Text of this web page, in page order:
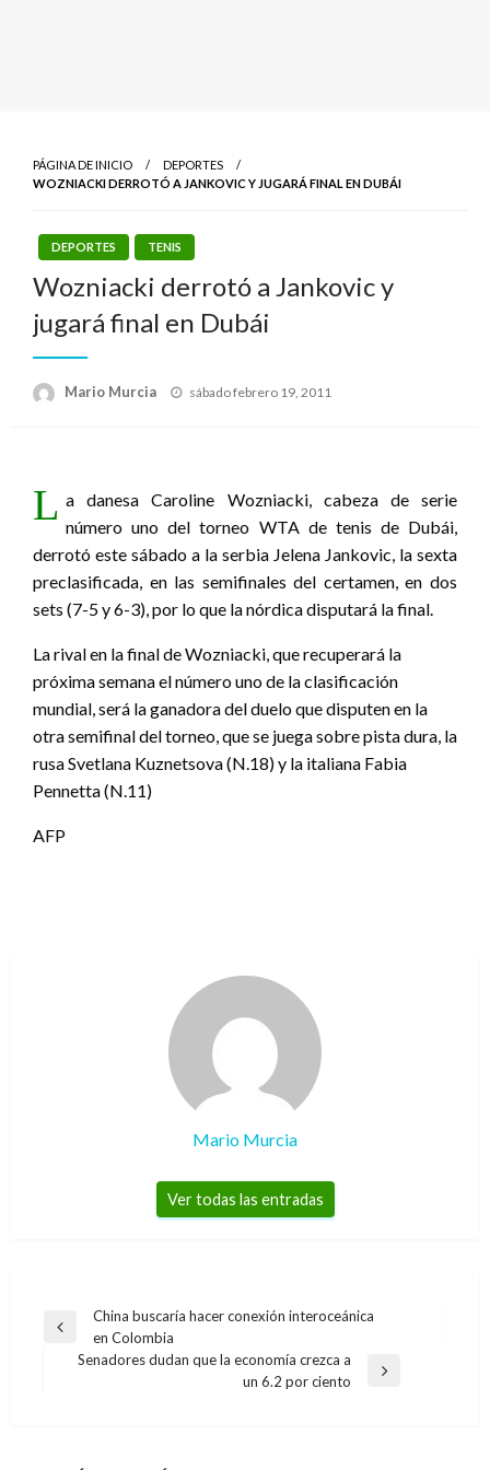
PÁGINA DE INICIO
DEPORTES
WOZNIACKI DERROTÓ A JANKOVIC Y JUGARÁ FINAL EN DUBÁI
DEPORTES TENIS
Wozniacki derrotó a Jankovic y
jugará final en Dubái
Mario Murcia
Publicado
sábado febrero 19, 2011
L a danesa Caroline Wozniacki, cabeza de serie
número uno del torneo WTA de tenis de Dubái,
derrotó este sábado a la serbia Jelena Jankovic, la sexta
preclasificada, en las semifinales del certamen, en dos
sets (7-5 y 6-3), por lo que la nórdica disputará la final.
La rival en la final de Wozniacki, que recuperará la
próxima semana el número uno de la clasificación
mundial, será la ganadora del duelo que disputen en la
otra semifinal del torneo, que se juega sobre pista dura, la
rusa Svetlana Kuznetsova (N.18) y la italiana Fabia
Pennetta (N.11)
AFP
Mario Murcia
Ver todas las entradas
Navegación
Entrada
anterior
China buscaría hacer conexión interoceánica
en Colombia
Senadores dudan que la economía crezca a
un 6.2 por ciento